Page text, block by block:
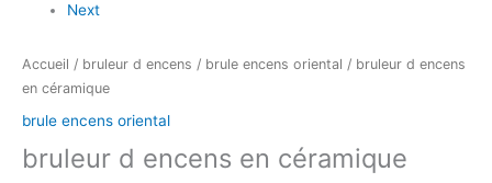
Next
Accueil / bruleur d encens / brule encens oriental / bruleur d encens
en céramique
brule encens oriental
bruleur d encens en céramique